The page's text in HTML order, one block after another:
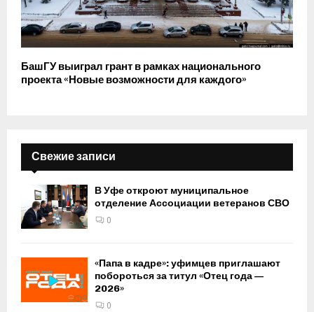
БашГУ выиграл грант в рамках национального
проекта «Новые возможности для каждого»
Свежие записи
В Уфе откроют муниципальное
отделение Ассоциации ветеранов СВО
0
«Папа в кадре»: уфимцев приглашают
побороться за титул «Отец года —
2026»
0